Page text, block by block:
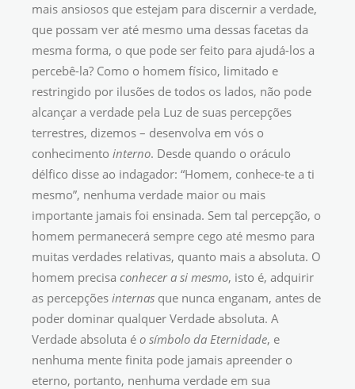
mais ansiosos que estejam para discernir a verdade,
que possam ver até mesmo uma dessas facetas da
mesma forma, o que pode ser feito para ajudá-los a
percebê-la? Como o homem físico, limitado e
restringido por ilusões de todos os lados, não pode
alcançar a verdade pela Luz de suas percepções
terrestres, dizemos – desenvolva em vós o
conhecimento interno. Desde quando o oráculo
délfico disse ao indagador: “Homem, conhece-te a ti
mesmo”, nenhuma verdade maior ou mais
importante jamais foi ensinada. Sem tal percepção, o
homem permanecerá sempre cego até mesmo para
muitas verdades relativas, quanto mais a absoluta. O
homem precisa conhecer a si mesmo, isto é, adquirir
as percepções internas que nunca enganam, antes de
poder dominar qualquer Verdade absoluta. A
Verdade absoluta é o símbolo da Eternidade, e
nenhuma mente finita pode jamais apreender o
eterno, portanto, nenhuma verdade em sua